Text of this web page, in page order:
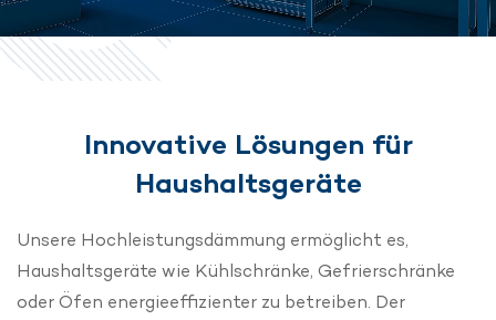
Innovative Lösungen für
Haushaltsgeräte
Unsere Hochleistungsdämmung ermöglicht es,
Haushaltsgeräte wie Kühlschränke, Gefrierschränke
oder Öfen energieeffizienter zu betreiben. Der